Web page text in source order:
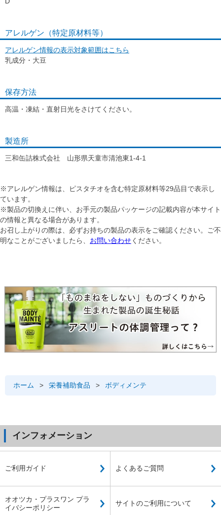
アレルゲン（特定原材料等）
アレルゲン情報の表示対象範囲はこちら
乳成分・大豆
保存方法
高温・凍結・直射日光をさけてください。
製造所
三和缶詰株式会社 山形県天童市清池東1-4-1
※アレルゲン情報は、ピスタチオを含む特定原材料等29品目で表示し
ています。
※製品の切換えに伴い、お手元の製品パッケージの記載内容が本サイト
の情報と異なる場合があります。
お召し上がりの際は、必ずお持ちの製品の表示をご確認ください。ご不
明なことがございましたら、 お問い合わせください。
ホーム > 栄養補助食品 > ボディメンテ
インフォメーション
ご利用ガイド よくあるご質問
オオツカ・プラスワン プラ
イバシーポリシー
サイトのご利用について